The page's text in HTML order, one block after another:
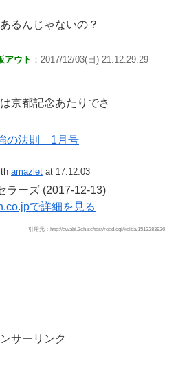
るんじゃないの？
アウト ：2017/12/03(日) 21:12:29.29
京都記念あたりでさ
の法則 1月号
amazlet at 17.12.03
ラーズ (2017-12-13)
で詳細を見る
引用元： http://awabi.2ch.sc/test/read.cgi/keiba/1512283926
サーリンク